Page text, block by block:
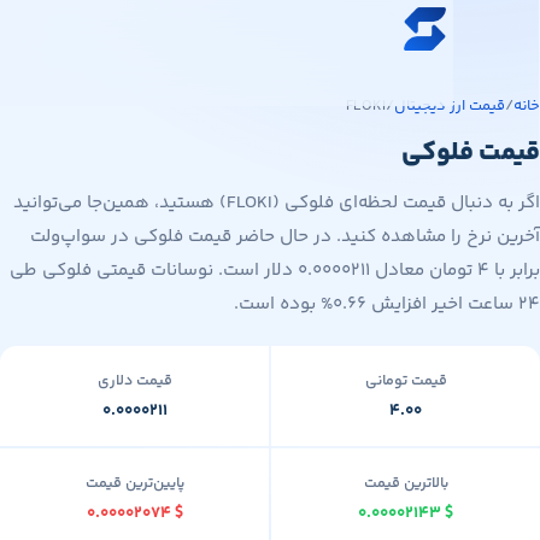
محتوای اصلی
خرید ارز دیجیتال
قیمت ارز دیجیتال
فروشگاه
سواپ‌مگ
ارز دیجیتال/
FLOKI
فلوکی
اگر به دنبال قیمت لحظه‌ای فلوکی (FLOKI) هستید، همین‌جا می‌توانید
نرخ را مشاهده کنید. در حال حاضر قیمت فلوکی در سواپ‌ولت
برابر با ۴ تومان معادل ۰.۰۰۰۰۲۱۱ دلار است. نوسانات قیمتی فلوکی طی
قیمت تومانی قیمت دلاری
۰.۰۰۰۰۲۱۱
بالاترین قیمت
۰.۰۰۰۰۲۱۴۳
پایین‌ترین قیمت
۰.۰۰۰۰۲۰۷۴